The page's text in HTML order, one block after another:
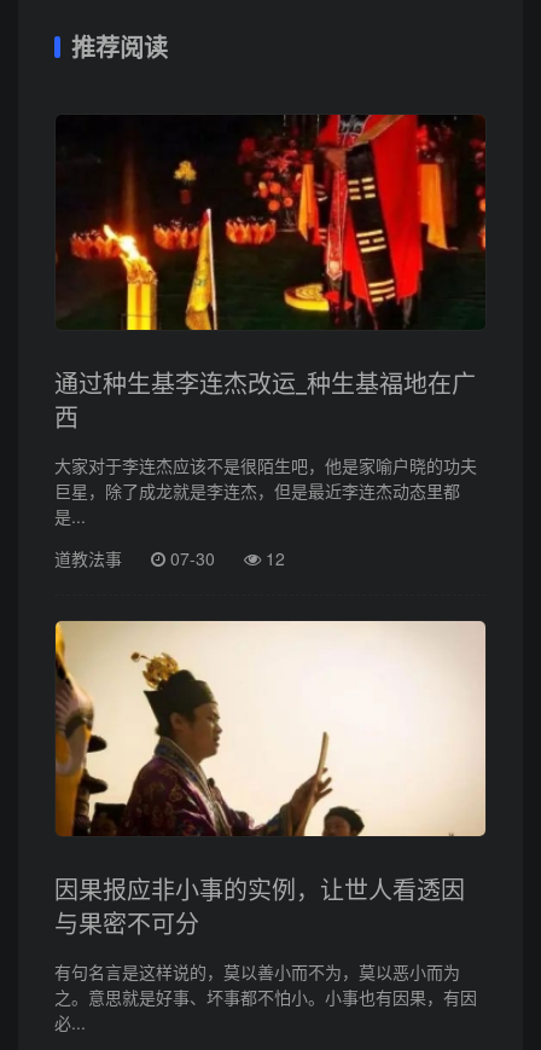
推荐阅读
通过种生基李连杰改运_种生基福地在广
西
大家对于李连杰应该不是很陌生吧，他是家喻户晓的功夫
巨星，除了成龙就是李连杰，但是最近李连杰动态里都
是...
道教法事
07-30 12
因果报应非小事的实例，让世人看透因
与果密不可分
有句名言是这样说的，莫以善小而不为，莫以恶小而为
之。意思就是好事、坏事都不怕小。小事也有因果，有因
必...